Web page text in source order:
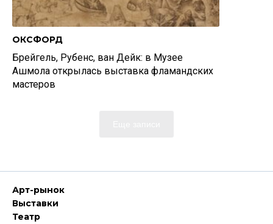
ОКСФОРД
Брейгель, Рубенс, ван Дейк: в Музее
Ашмола открылась выставка фламандских
мастеров
Арт-рынок
Выставки
Театр